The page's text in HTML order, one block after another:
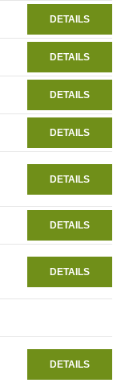
DETAILS
DETAILS
DETAILS
DETAILS
DETAILS
DETAILS
DETAILS
DETAILS